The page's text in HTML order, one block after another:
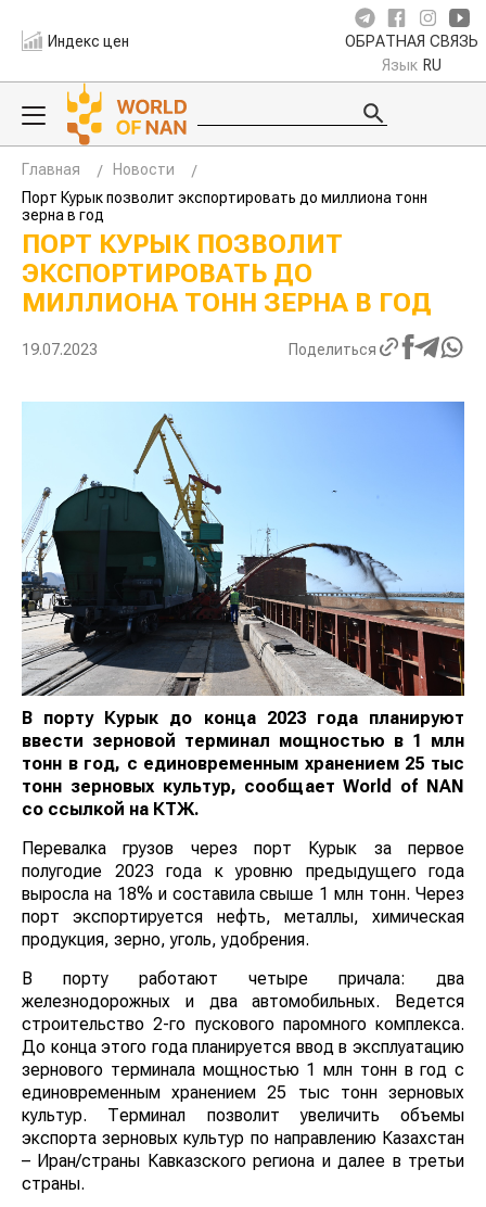
Индекс цен ОБРАТНАЯ СВЯЗЬ
Язык RU
Главная
Новости
Порт Курык позволит экспортировать до миллиона тонн
зерна в год
ПОРТ КУРЫК ПОЗВОЛИТ
ЭКСПОРТИРОВАТЬ ДО
МИЛЛИОНА ТОНН ЗЕРНА В ГОД
19.07.2023 Поделиться
В порту Курык до конца 2023 года планируют
ввести зерновой терминал мощностью в 1 млн
тонн в год, с единовременным хранением 25 тыс
тонн зерновых культур, сообщаетWorld of NAN
со ссылкой на КТЖ.
Перевалка грузов через порт Курык за первое
полугодие 2023 года к уровню предыдущего года
выросла на 18% и составила свыше 1 млн тонн. Через
порт экспортируется нефть, металлы, химическая
продукция, зерно, уголь, удобрения.
В порту работают четыре причала: два
железнодорожных и два автомобильных. Ведется
строительство 2-го пускового паромного комплекса.
До конца этого года планируется ввод в эксплуатацию
зернового терминала мощностью 1 млн тонн в год с
единовременным хранением 25 тыс тонн зерновых
культур. Терминал позволит увеличить объемы
экспорта зерновых культур по направлению Казахстан
– Иран/страны Кавказского региона и далее в третьи
страны.